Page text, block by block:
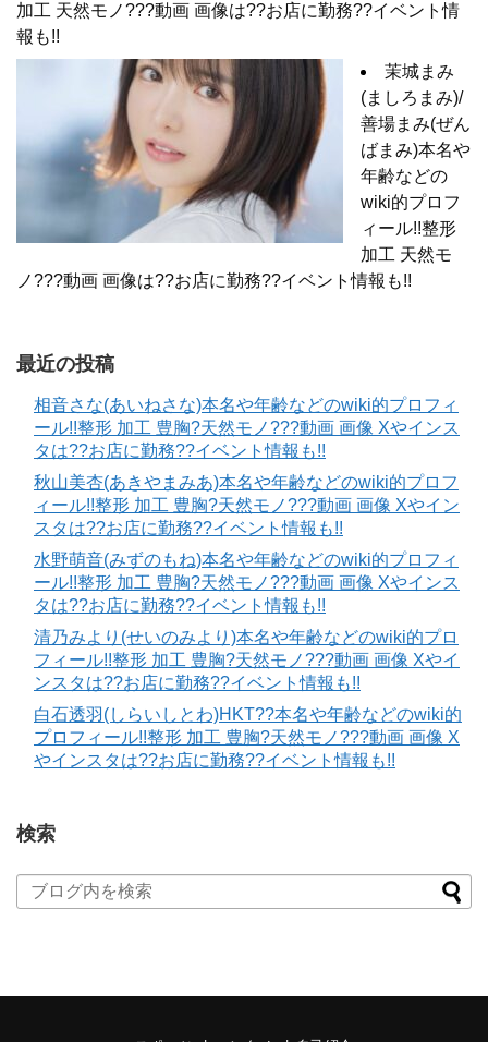
加工 天然モノ???動画 画像は??お店に勤務??イベント情
報も!!
茉城まみ
(ましろまみ)/
善場まみ(ぜん
ばまみ)本名や
年齢などの
wiki的プロフ
ィール!!整形
加工 天然モ
ノ???動画 画像は??お店に勤務??イベント情報も!!
最近の投稿
相音さな(あいねさな)本名や年齢などのwiki的プロフィ
ール!!整形 加工 豊胸?天然モノ???動画 画像 Xやインス
タは??お店に勤務??イベント情報も!!
秋山美杏(あきやまみあ)本名や年齢などのwiki的プロフ
ィール!!整形 加工 豊胸?天然モノ???動画 画像 Xやイン
スタは??お店に勤務??イベント情報も!!
水野萌音(みずのもね)本名や年齢などのwiki的プロフィ
ール!!整形 加工 豊胸?天然モノ???動画 画像 Xやインス
タは??お店に勤務??イベント情報も!!
清乃みより(せいのみより)本名や年齢などのwiki的プロ
フィール!!整形 加工 豊胸?天然モノ???動画 画像 Xやイ
ンスタは??お店に勤務??イベント情報も!!
白石透羽(しらいしとわ)HKT??本名や年齢などのwiki的
プロフィール!!整形 加工 豊胸?天然モノ???動画 画像 X
やインスタは??お店に勤務??イベント情報も!!
検索